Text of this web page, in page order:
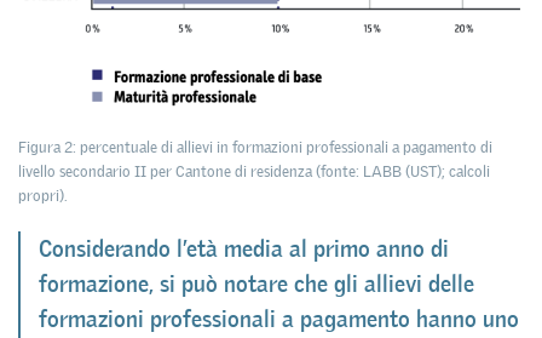
Figura 2: percentuale di allievi in formazioni professionali a pagamento di
livello secondario II per Cantone di residenza (fonte: LABB (UST); calcoli
propri).
Considerando l’età media al primo anno di
formazione, si può notare che gli allievi delle
formazioni professionali a pagamento hanno uno